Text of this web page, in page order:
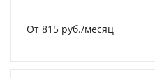
От 815 руб./месяц